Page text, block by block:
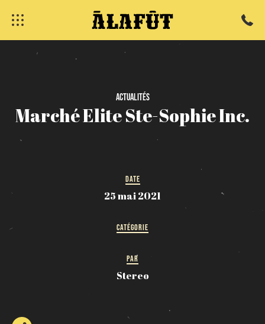
Actualités
MarchéEliteSte-SophieInc.
DATE
25 mai 2021
CATÉGORIE
PAR
Stereo